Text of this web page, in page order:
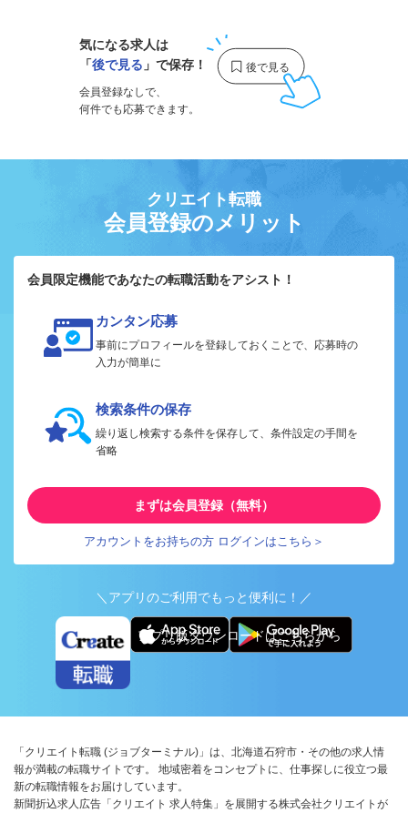
気になる求人は
「後で見る 」で保存！
会員登録なしで、
何件でも応募できます。
クリエイト転職
会員登録のメリット
会員限定機能であなたの転職活動をアシスト！
カンタン応募
事前にプロフィールを登録しておくことで、応募時の
入力が簡単に
検索条件の保存
繰り返し検索する条件を保存して、条件設定の手間を
省略
まずは会員登録（無料）
アカウントをお持ちの方 ログインはこちら＞
＼アプリのご利用でもっと便利に！／
アプリ版ダウンロードはこちらから
「クリエイト転職 (ジョブターミナル)」は、北海道石狩市・その他の求人情
報が満載の転職サイトです。 地域密着をコンセプトに、仕事探しに役立つ最
新の転職情報をお届けしています。
新聞折込求人広告「クリエイト 求人特集」を展開する株式会社クリエイトが